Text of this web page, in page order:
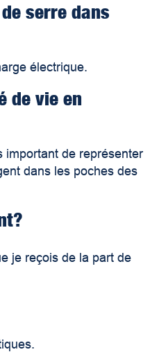
serre dans
électrique.
de vie en
important de représenter
dans les poches des
je reçois de la part de